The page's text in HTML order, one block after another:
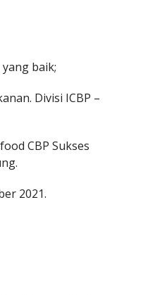
baik;
Divisi ICBP –
CBP Sukses
2021.